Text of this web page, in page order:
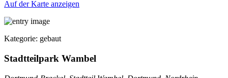
Auf der Karte anzeigen
Kategorie: gebaut
Stadtteilpark Wambel